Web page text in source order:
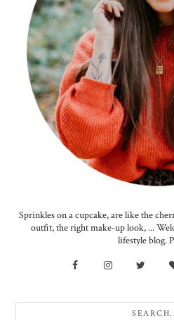
Sprinkles on a cupcake, are like the
outfit, the right make-up look, ...
lifestyle blog.